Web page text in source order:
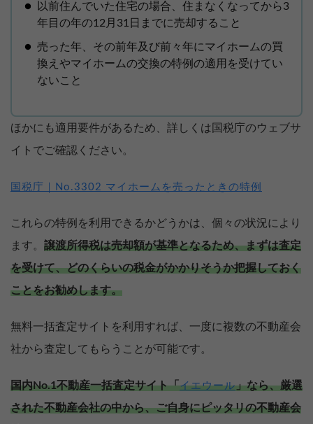
以前住んでいた住宅の場合、住まなくなってから3
年目の年の12月31日までに売却すること
売った年、その前年及び前々年にマイホームの買
換えやマイホームの交換の特例の適用を受けてい
ないこと
ほかにも適用要件があるため、詳しくは国税庁のウェブサ
イトでご確認ください。
国税庁｜No.3302 マイホームを売ったときの特例
これらの特例を利用できるかどうかは、個々の状況により
ます。 譲渡所得税は売却額が基準となるため、まずは査定
を受けて、どのくらいの税金がかかりそうか把握しておく
ことをお勧めします。
無料一括査定サイトを利用すれば、一度に複数の不動産会
社から査定してもらうことが可能です。
国内No.1不動産一括査定サイト「イエウール」なら、厳選
された不動産会社の中から、ご自身にピッタリの不動産会